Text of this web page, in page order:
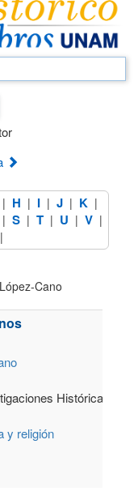
| H | I | J | K |
| S | T | U | V |
|
Cano
Históricas
y religión